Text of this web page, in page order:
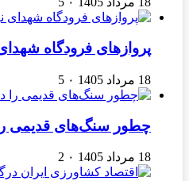
پروازهای فرودگاه
18 مرداد 1405 ۰ 5
چطور سنگ‌های قدیمی را
18 مرداد 1405 ۰ 2